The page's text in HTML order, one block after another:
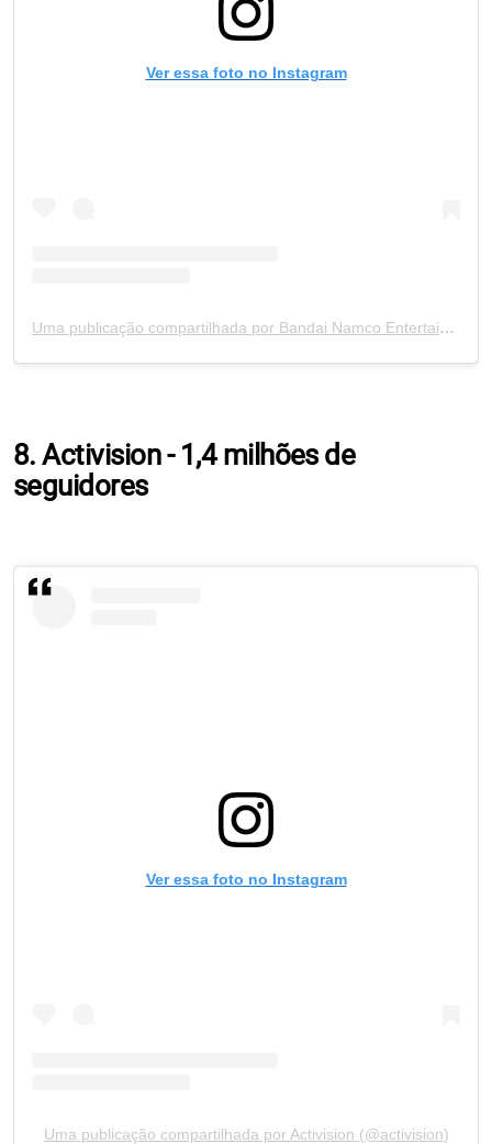
Ver essa foto no Instagram
Uma publicação compartilhada por Bandai Namco Entertainment (@bandainamcous)
8. Activision - 1,4 milhões de
seguidores
Ver essa foto no Instagram
Uma publicação compartilhada por Activision (@activision)